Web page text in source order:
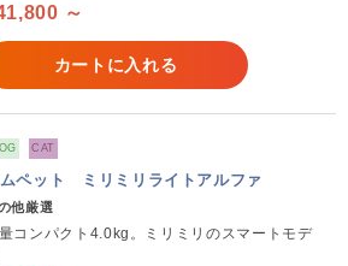
～
カートに入れる
CAT
ペット ミリミリライトアルファ
他厳選
コンパクト4.0kg。ミリミリのスマートモデ